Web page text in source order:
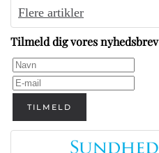
Flere artikler
Tilmeld dig vores nyhedsbrev
TILMELD